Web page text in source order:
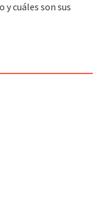
y cuáles son sus